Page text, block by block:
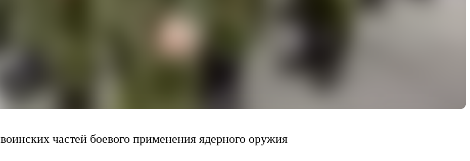
воинских частей боевого применения ядерного оружия